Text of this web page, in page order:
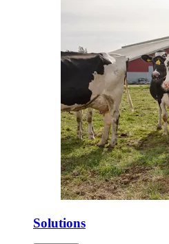
Solutions